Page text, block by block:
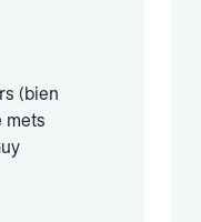
(bien
mets